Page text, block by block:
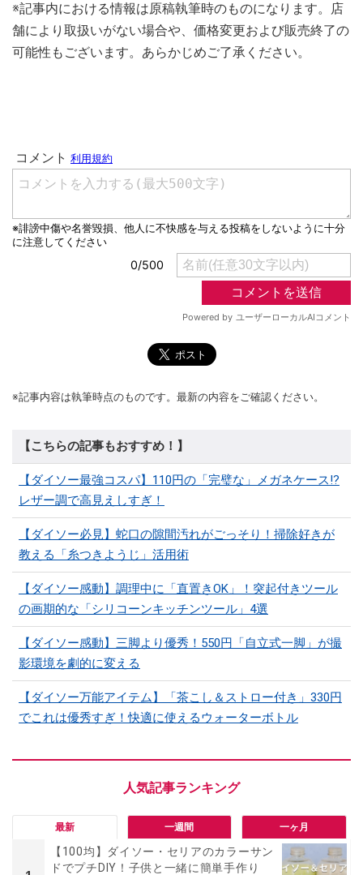
※記事内における情報は原稿執筆時のものになります。店
舗により取扱いがない場合や、価格変更および販売終了の
可能性もございます。あらかじめご了承ください。
※記事内容は執筆時点のものです。最新の内容をご確認ください。
【こちらの記事もおすすめ！】
【ダイソー最強コスパ】110円の「完璧な」メガネケース!?
レザー調で高見えしすぎ！
【ダイソー必見】蛇口の隙間汚れがごっそり！掃除好きが
教える「糸つきようじ」活用術
【ダイソー感動】調理中に「直置きOK」！突起付きツール
の画期的な「シリコーンキッチンツール」4選
【ダイソー感動】三脚より優秀！550円「自立式一脚」が撮
影環境を劇的に変える
【ダイソー万能アイテム】「茶こし＆ストロー付き」330円
でこれは優秀すぎ！快適に使えるウォーターボトル
最新 一週間 一ヶ月
【100均】ダイソー・セリアのカラーサン
ドでプチDIY！子供と一緒に簡単手作り